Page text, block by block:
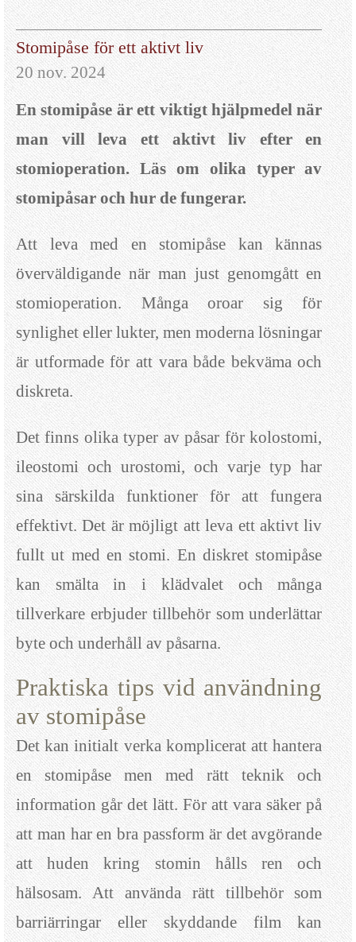
Stomipåse för ett aktivt liv
20 nov. 2024
En stomipåse är ett viktigt hjälpmedel när
man vill leva ett aktivt liv efter en
stomioperation. Läs om olika typer av
stomipåsar och hur de fungerar.
Att leva med en stomipåse kan kännas
överväldigande när man just genomgått en
stomioperation. Många oroar sig för
synlighet eller lukter, men moderna lösningar
är utformade för att vara både bekväma och
diskreta.
Det finns olika typer av påsar för kolostomi,
ileostomi och urostomi, och varje typ har
sina särskilda funktioner för att fungera
effektivt. Det är möjligt att leva ett aktivt liv
fullt ut med en stomi. En diskret stomipåse
kan smälta in i klädvalet och många
tillverkare erbjuder tillbehör som underlättar
byte och underhåll av påsarna.
Praktiska tips vid användning
av stomipåse
Det kan initialt verka komplicerat att hantera
en stomipåse men med rätt teknik och
information går det lätt. För att vara säker på
att man har en bra passform är det avgörande
att huden kring stomin hålls ren och
hälsosam. Att använda rätt tillbehör som
barriärringar eller skyddande film kan